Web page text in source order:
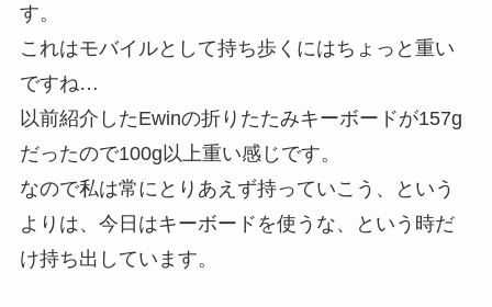
す。
これはモバイルとして持ち歩くにはちょっと重い
ですね…
以前紹介したEwinの折りたたみキーボードが157g
だったので100g以上重い感じです。
なので私は常にとりあえず持っていこう、という
よりは、今日はキーボードを使うな、という時だ
け持ち出しています。